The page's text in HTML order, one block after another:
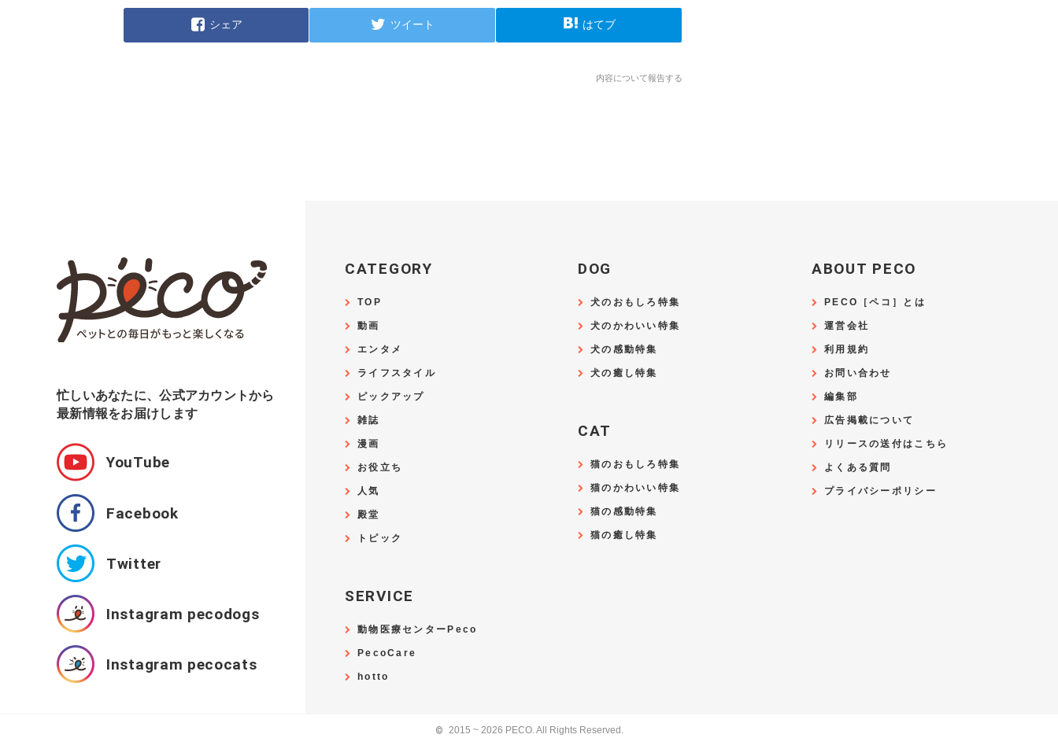
シェア ツイート はてブ
内容について報告する
忙しいあなたに、公式アカウントから
最新情報をお届けします
YouTube
Facebook
Twitter
Instagram pecodogs
Instagram pecocats
CATEGORY
TOP
動画
エンタメ
ライフスタイル
ピックアップ
雑誌
漫画
お役立ち
人気
殿堂
トピック
SERVICE
動物医療センターPeco
PecoCare
hotto
DOG
犬のおもしろ特集
犬のかわいい特集
犬の感動特集
犬の癒し特集
CAT
猫のおもしろ特集
猫のかわいい特集
猫の感動特集
猫の癒し特集
ABOUT PECO
PECO［ペコ］とは
運営会社
利用規約
お問い合わせ
編集部
広告掲載について
リリースの送付はこちら
よくある質問
プライバシーポリシー
© 2015 ~ 2026 PECO. All Rights Reserved.